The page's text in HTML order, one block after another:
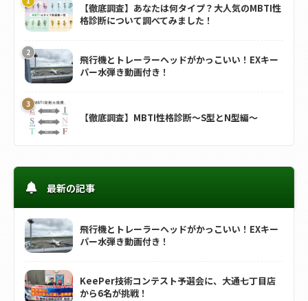
【徹底調査】あなたは何タイプ？大人気のMBTI性
格診断について調べてみました！
飛行機とトレーラーヘッドがかっこいい！EXキー
パー水弾き動画付き！
【徹底調査】MBTI性格診断～S型とN型編～
最新の記事
飛行機とトレーラーヘッドがかっこいい！EXキー
パー水弾き動画付き！
KeePer技術コンテスト予選会に、大通七丁目店
から6名が挑戦！